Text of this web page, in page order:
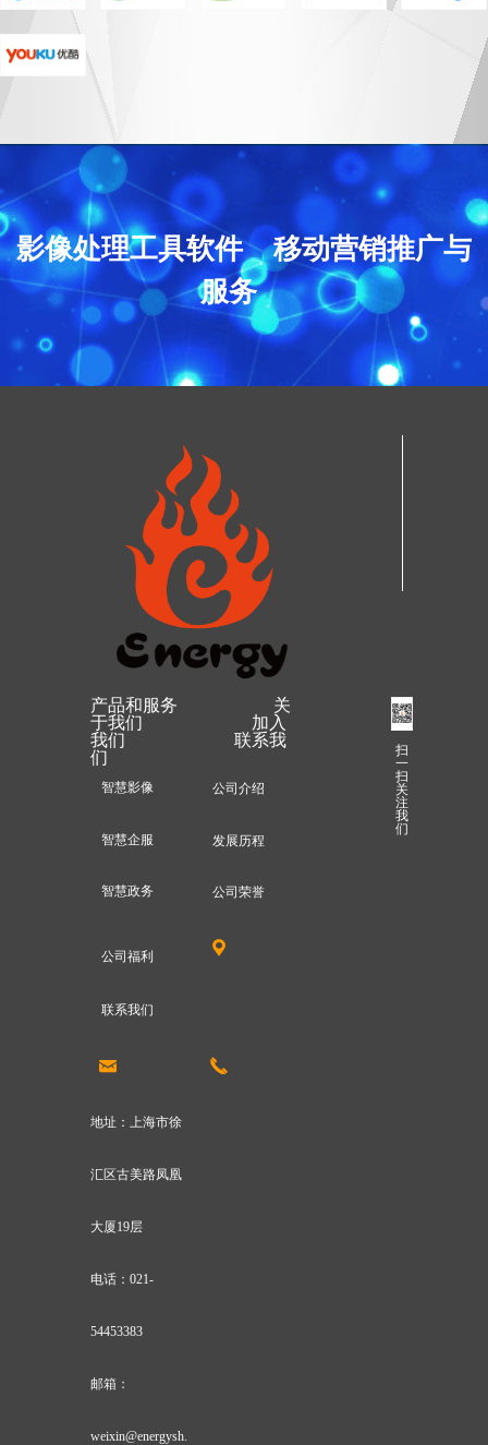
影像处理工具软件 移动营销推广与
服务
产品和服务 关
于我们 加入
我们 联系我
们
公司介绍
发展历程
公司荣誉
智慧影像
智慧企服
智慧政务
公司福利
联系我们
地址：上海市徐
汇区古美路凤凰
大厦19层
电话：021-
54453383
邮箱：
weixin@energysh.
扫
一
扫
关
注
我
们
끇
끅
낂